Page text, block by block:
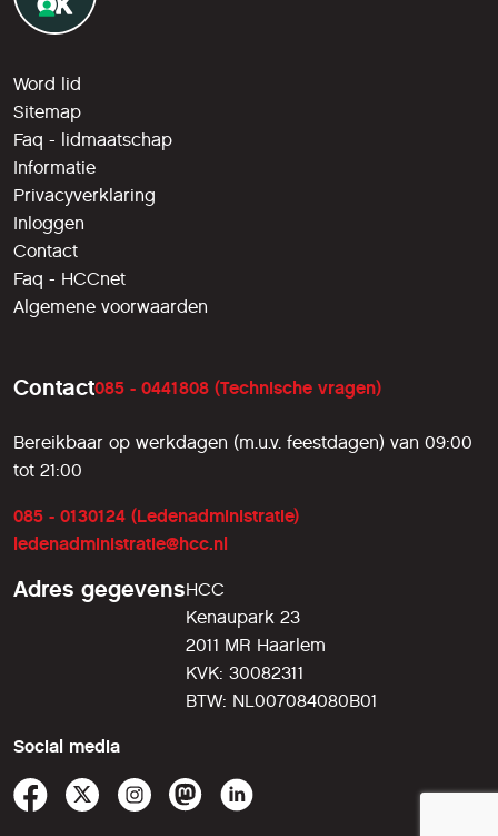
Word lid
Sitemap
Faq - lidmaatschap
Informatie
Privacyverklaring
Inloggen
Contact
Faq - HCCnet
Algemene voorwaarden
Contact085 - 0441808 (Technische vragen)
Bereikbaar op werkdagen (m.u.v. feestdagen) van 09:00
tot 21:00
085 - 0130124 (Ledenadministratie)
ledenadministratie@hcc.nl
Adres gegevensHCC
Kenaupark 23
2011 MR Haarlem
KVK: 30082311
BTW: NL007084080B01
Social media